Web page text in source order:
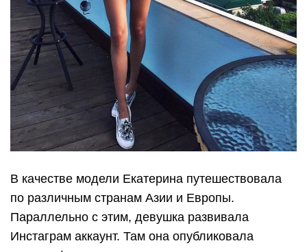
В качестве модели Екатерина путешествовала
по различным странам Азии и Европы.
Параллельно с этим, девушка развивала
Инстаграм аккаунт. Там она опубликовала